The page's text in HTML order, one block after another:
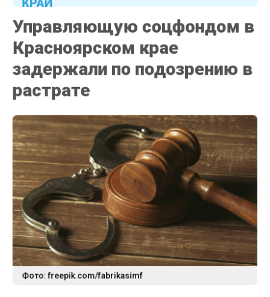
Управляющую соцфондом в
Красноярском крае
задержали по подозрению в
растрате
Фото: freepik.com/fabrikasimf